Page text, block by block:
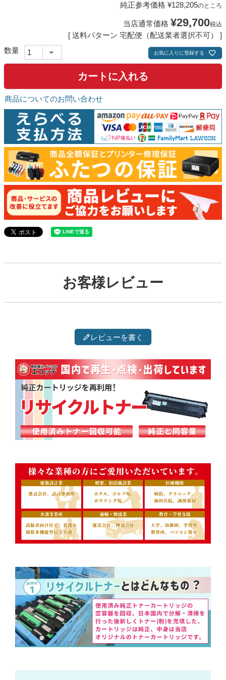
純正参考価格 ¥128,205のところ
当店通常価格 ¥29,700税込
送料パターン 宅配便（配送業者選択不可）
お気に入りに登録する
カートに入れる
商品についてのお問い合わせ
お客様レビュー
レビューを書く